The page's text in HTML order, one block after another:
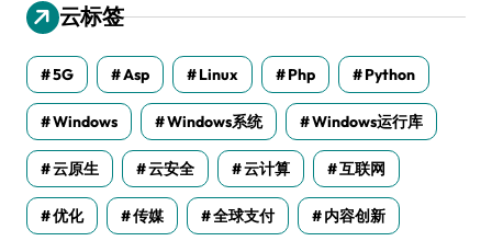
云标签
5G Asp Linux Php Python
Windows Windows系统 Windows运行库
云原生 云安全 云计算 互联网
优化 传媒 全球支付 内容创新